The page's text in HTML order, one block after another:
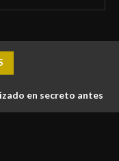
en secreto antes